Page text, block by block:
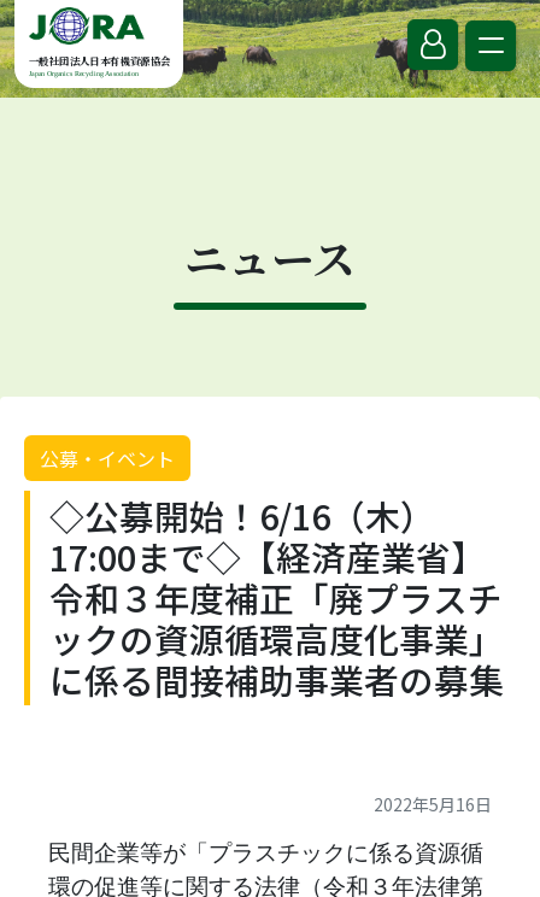
Skip to content
一般社団法人日本有機資源協会
Japan Organics Recycling Association
ニュース
公募・イベント
◇公募開始！6/16（木）
17:00まで◇【経済産業省】
令和３年度補正「廃プラスチ
ックの資源循環高度化事業」
に係る間接補助事業者の募集
2022年5月16日
民間企業等が「プラスチックに係る資源循
環の促進等に関する法律（令和３年法律第